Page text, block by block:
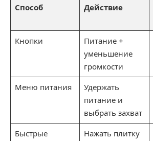
Способ Действие
Кнопки
Питание +
уменьшение
громкости
Меню питания
Удержать
питание и
выбрать захват
Быстрые
Нажать плитку